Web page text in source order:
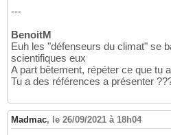
---
BenoitM
Euh les "défenseurs du climat" se
scientifiques eux
A part bêtement, répéter ce que tu
Tu a des références a présenter
Madmac, le 26/09/2021 à 18h04